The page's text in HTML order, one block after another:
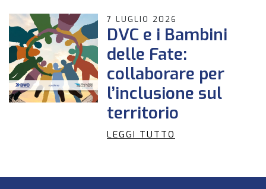
7 LUGLIO 2026
DVC e i Bambini
delle Fate:
collaborare per
l’inclusione sul
territorio
LEGGI TUTTO